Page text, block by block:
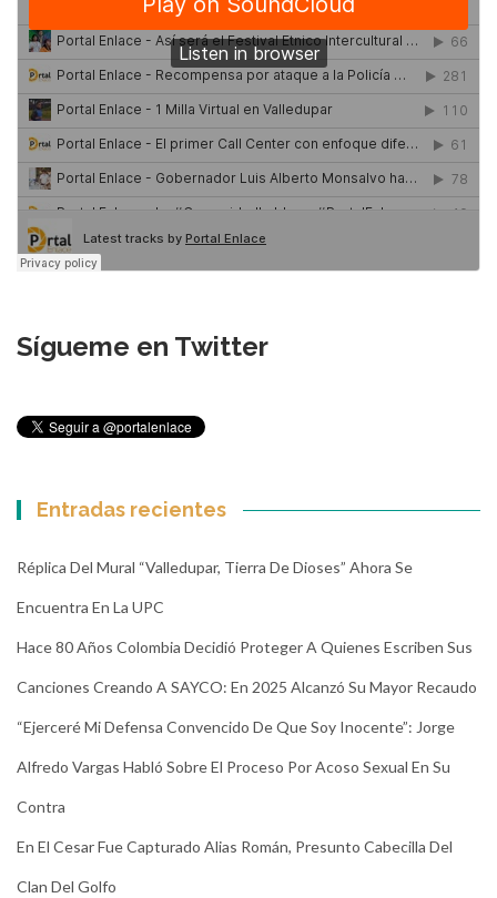
Sígueme en Twitter
Entradas recientes
Réplica Del Mural “Valledupar, Tierra De Dioses” Ahora Se
Encuentra En La UPC
Hace 80 Años Colombia Decidió Proteger A Quienes Escriben Sus
Canciones Creando A SAYCO: En 2025 Alcanzó Su Mayor Recaudo
“Ejerceré Mi Defensa Convencido De Que Soy Inocente”: Jorge
Alfredo Vargas Habló Sobre El Proceso Por Acoso Sexual En Su
Contra
En El Cesar Fue Capturado Alias Román, Presunto Cabecilla Del
Clan Del Golfo